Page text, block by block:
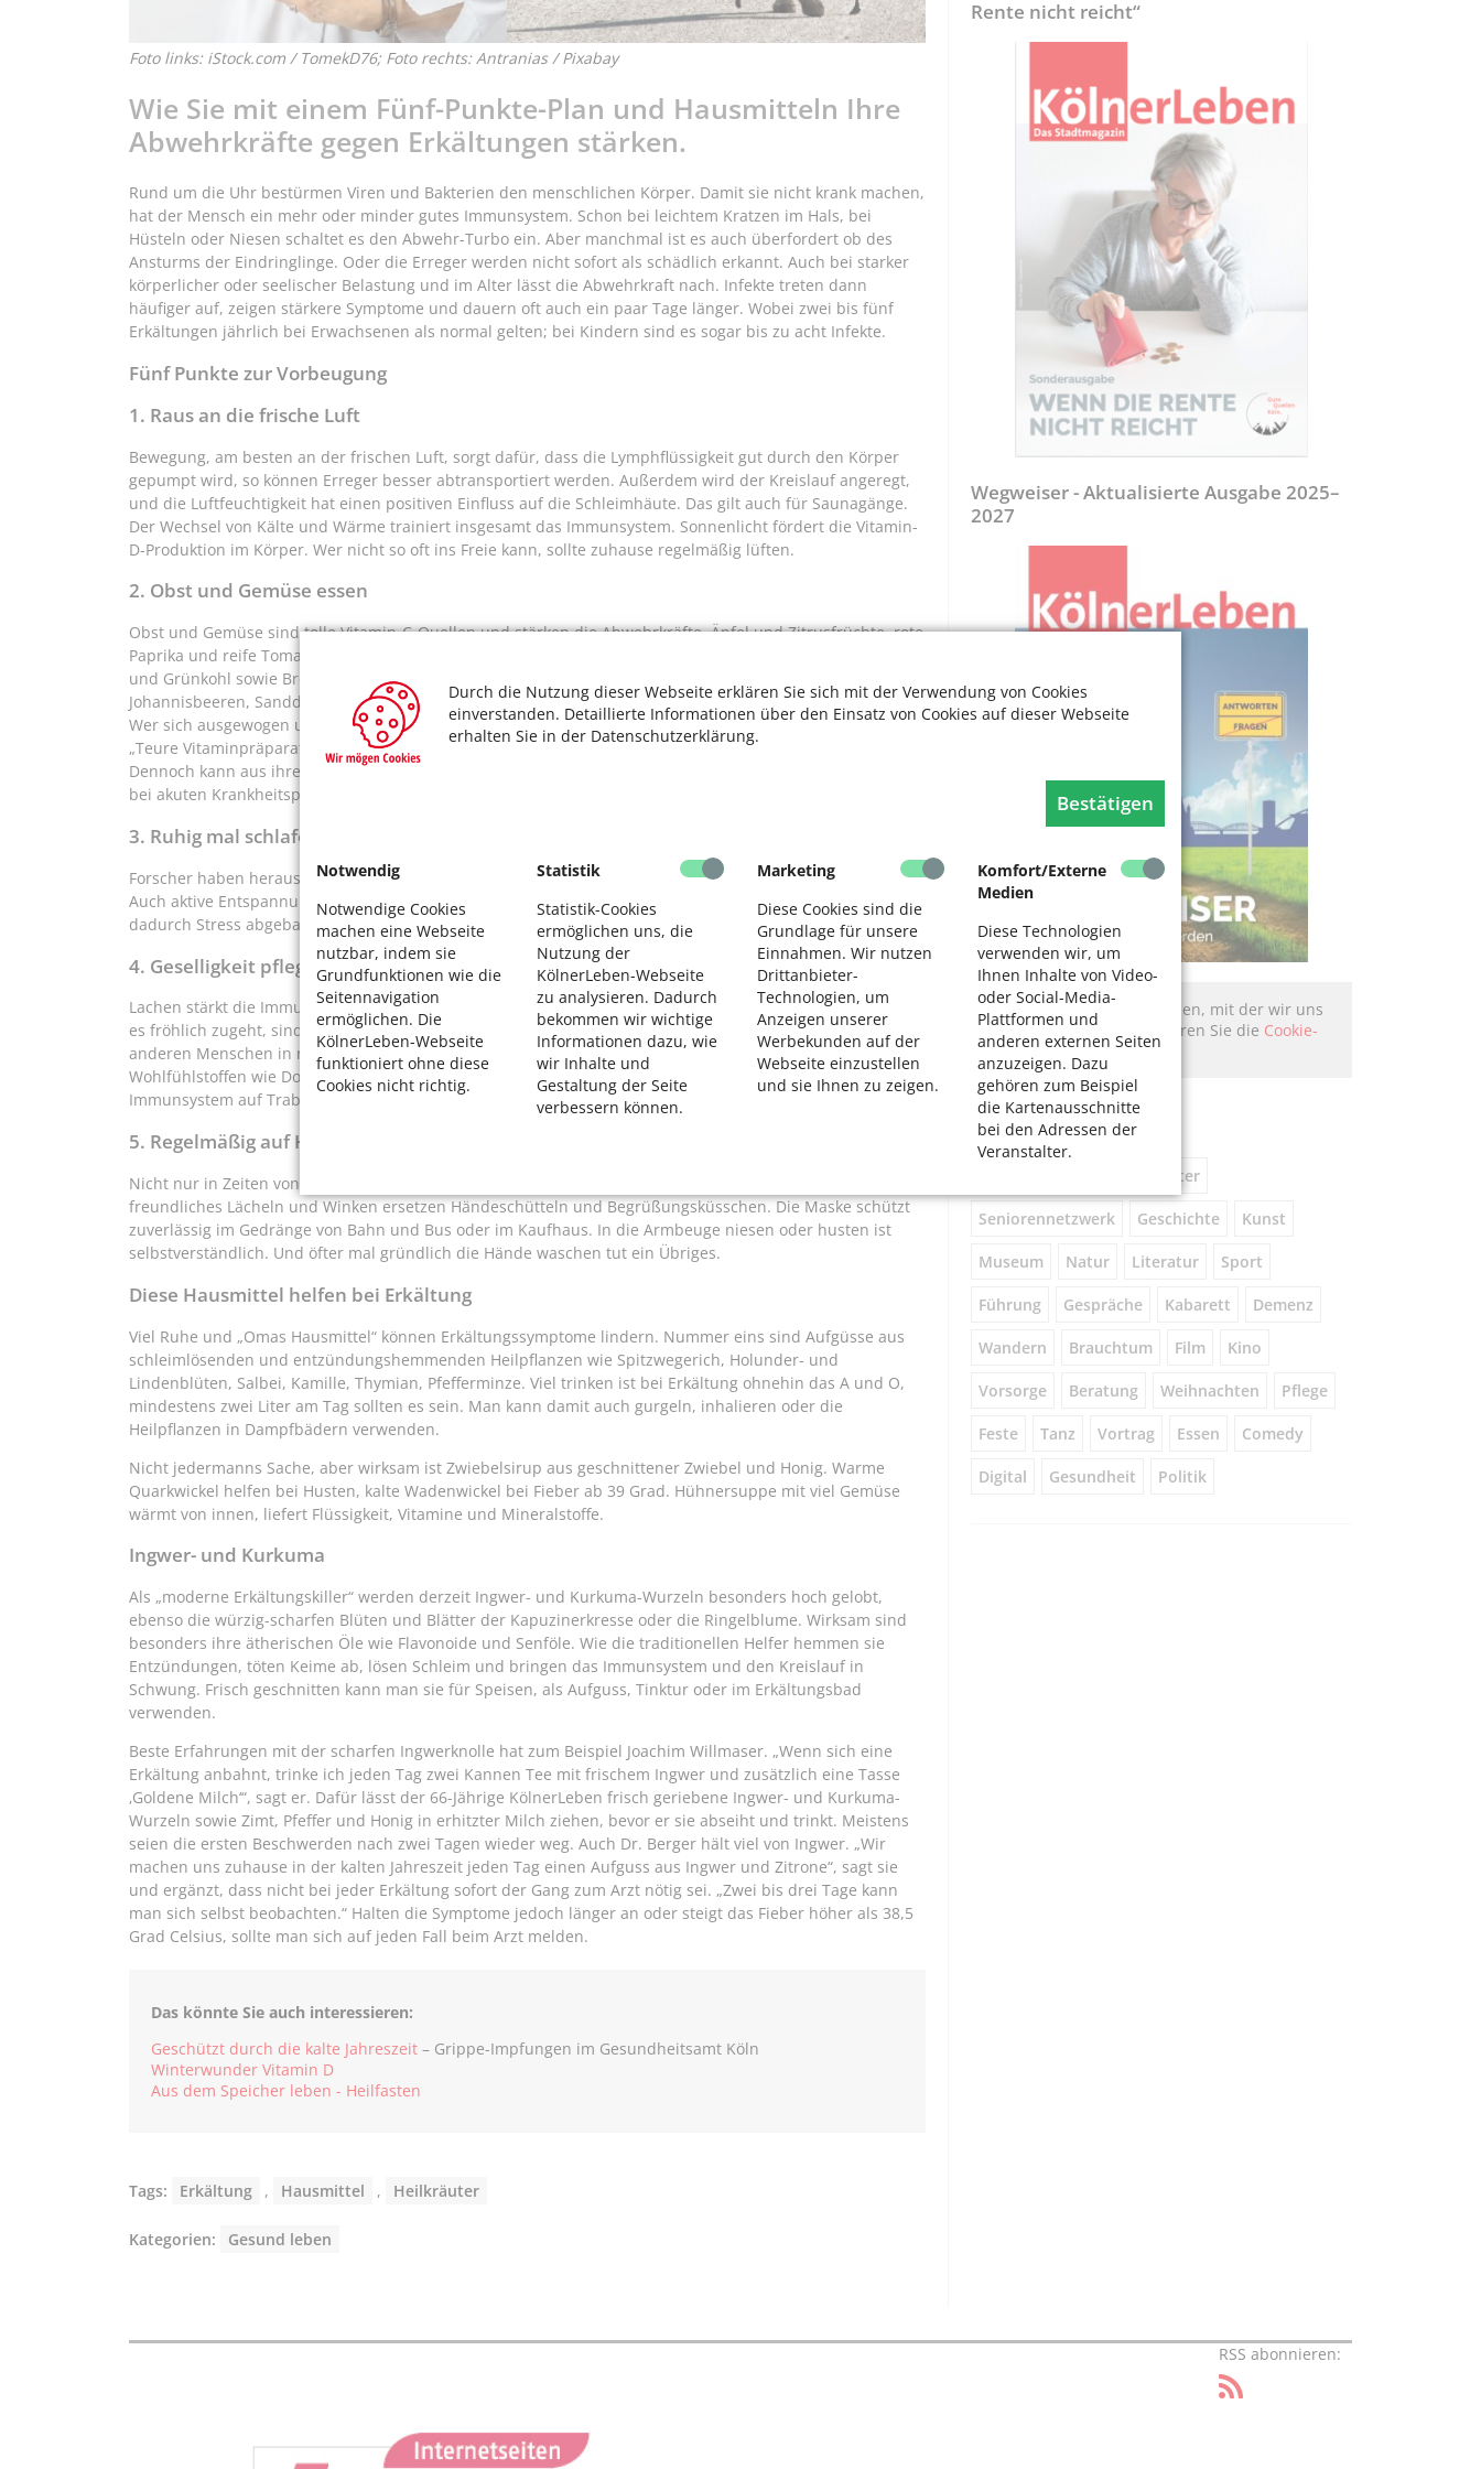
Durch die Nutzung dieser Webseite erklären Sie sich mit der Verwendung von Cookies
einverstanden. Detaillierte Informationen über den Einsatz von Cookies auf dieser Webseite
erhalten Sie in der Datenschutzerklärung.
Bestätigen
Notwendig
Notwendige Cookies
machen eine Webseite
nutzbar, indem sie
Grundfunktionen wie die
Seitennavigation
ermöglichen. Die
KölnerLeben-Webseite
funktioniert ohne diese
Cookies nicht richtig.
Statistik
Statistik-Cookies
ermöglichen uns, die
Nutzung der
KölnerLeben-Webseite
zu analysieren. Dadurch
bekommen wir wichtige
Informationen dazu, wie
wir Inhalte und
Gestaltung der Seite
verbessern können.
Marketing
Diese Cookies sind die
Grundlage für unsere
Einnahmen. Wir nutzen
Drittanbieter-
Technologien, um
Anzeigen unserer
Werbekunden auf der
Webseite einzustellen
und sie Ihnen zu zeigen.
Komfort/Externe
Medien
Diese Technologien
verwenden wir, um
Ihnen Inhalte von Video-
oder Social-Media-
Plattformen und
anderen externen Seiten
anzuzeigen. Dazu
gehören zum Beispiel
die Kartenausschnitte
bei den Adressen der
Veranstalter.
Foto links: iStock.com / TomekD76; Foto rechts: Antranias / Pixabay
Wie Sie mit einem Fünf-Punkte-Plan und Hausmitteln Ihre
Abwehrkräfte gegen Erkältungen stärken.
Rund um die Uhr bestürmen Viren und Bakterien den menschlichen Körper. Damit sie nicht krank machen,
hat der Mensch ein mehr oder minder gutes Immunsystem. Schon bei leichtem Kratzen im Hals, bei
Hüsteln oder Niesen schaltet es den Abwehr-Turbo ein. Aber manchmal ist es auch überfordert ob des
Ansturms der Eindringlinge. Oder die Erreger werden nicht sofort als schädlich erkannt. Auch bei starker
körperlicher oder seelischer Belastung und im Alter lässt die Abwehrkraft nach. Infekte treten dann
häufiger auf, zeigen stärkere Symptome und dauern oft auch ein paar Tage länger. Wobei zwei bis fünf
Erkältungen jährlich bei Erwachsenen als normal gelten; bei Kindern sind es sogar bis zu acht Infekte.
Fünf Punkte zur Vorbeugung
1. Raus an die frische Luft
Bewegung, am besten an der frischen Luft, sorgt dafür, dass die Lymphflüssigkeit gut durch den Körper
gepumpt wird, so können Erreger besser abtransportiert werden. Außerdem wird der Kreislauf angeregt,
und die Luftfeuchtigkeit hat einen positiven Einfluss auf die Schleimhäute. Das gilt auch für Saunagänge.
Der Wechsel von Kälte und Wärme trainiert insgesamt das Immunsystem. Sonnenlicht fördert die Vitamin-
D-Produktion im Körper. Wer nicht so oft ins Freie kann, sollte zuhause regelmäßig lüften.
2. Obst und Gemüse essen
Obst und Gemüse sind tolle Vitamin-C-Quellen und stärken die Abwehrkräfte. Äpfel und Zitrusfrüchte, rote
Paprika und reife Tomaten, Petersilie, frischer Spinat und vor allem viele heimische Kohlsorten wie Rosen-
und Grünkohl sowie Brokkoli haben hohe Vitamin-C-Anteile. Die absoluten Stars sind allerdings Schwarze
Johannisbeeren, Sanddorn, Hagebutten und Acerola-Kirschen. Sie entfalten auch als Saft ihre Wirkung.
Wer sich ausgewogen und gesund ernährt, ist normalerwei-se mit wichtigen Nährstoffen gut versorgt.
„Teure Vitaminpräparate sind nicht unbedingt notwendig“, sagt die Kölner Ärztin Dr. Monika Berger.
Dennoch kann aus ihrer Sicht eine Immunkur beim Arzt sinnvoll sein, entweder zweimal im Winter oder
bei akuten Krankheitsphasen.
3. Ruhig mal schlafen
Forscher haben herausgefunden, dass Menschen mit ausreichend Schlaf mehr Abwehrzellen aufbauen.
Auch aktive Entspannung, etwa durch Yoga oder Meditation, kann das Immunsystem stabilisieren, weil
dadurch Stress abgebaut wird.
4. Geselligkeit pflegen
Lachen stärkt die Immunabwehr, sagen Immunologen und Psychotherapeuten. Sozialkontakte, bei denen
es fröhlich zugeht, sind also wichtig. „Wir dürfen uns nicht einigeln“, betont auch Dr. Berger. Ist man mit
anderen Menschen in netter Runde zusammen, führt das in der Regel zur Ausschüttung von
Wohlfühlstoffen wie Dopamin und Oxytocin. Und wenn sich die Psyche wohlfühlt, bleibt auch das
Immunsystem auf Trab.
5. Regelmäßig auf Hygiene achten
Nicht nur in Zeiten von Corona ist Vorsicht bei zu großer Nähe oder Körperkontakt geboten, ein
freundliches Lächeln und Winken ersetzen Händeschütteln und Begrüßungsküsschen. Die Maske schützt
zuverlässig im Gedränge von Bahn und Bus oder im Kaufhaus. In die Armbeuge niesen oder husten ist
selbstverständlich. Und öfter mal gründlich die Hände waschen tut ein Übriges.
Diese Hausmittel helfen bei Erkältung
Viel Ruhe und „Omas Hausmittel“ können Erkältungssymptome lindern. Nummer eins sind Aufgüsse aus
schleimlösenden und entzündungshemmenden Heilpflanzen wie Spitzwegerich, Holunder- und
Lindenblüten, Salbei, Kamille, Thymian, Pfefferminze. Viel trinken ist bei Erkältung ohnehin das A und O,
mindestens zwei Liter am Tag sollten es sein. Man kann damit auch gurgeln, inhalieren oder die
Heilpflanzen in Dampfbädern verwenden.
Nicht jedermanns Sache, aber wirksam ist Zwiebelsirup aus geschnittener Zwiebel und Honig. Warme
Quarkwickel helfen bei Husten, kalte Wadenwickel bei Fieber ab 39 Grad. Hühnersuppe mit viel Gemüse
wärmt von innen, liefert Flüssigkeit, Vitamine und Mineralstoffe.
Ingwer- und Kurkuma
Als „moderne Erkältungskiller“ werden derzeit Ingwer- und Kurkuma-Wurzeln besonders hoch gelobt,
ebenso die würzig-scharfen Blüten und Blätter der Kapuzinerkresse oder die Ringelblume. Wirksam sind
besonders ihre ätherischen Öle wie Flavonoide und Senföle. Wie die traditionellen Helfer hemmen sie
Entzündungen, töten Keime ab, lösen Schleim und bringen das Immunsystem und den Kreislauf in
Schwung. Frisch geschnitten kann man sie für Speisen, als Aufguss, Tinktur oder im Erkältungsbad
verwenden.
Beste Erfahrungen mit der scharfen Ingwerknolle hat zum Beispiel Joachim Willmaser. „Wenn sich eine
Erkältung anbahnt, trinke ich jeden Tag zwei Kannen Tee mit frischem Ingwer und zusätzlich eine Tasse
‚Goldene Milch‘“, sagt er. Dafür lässt der 66-Jährige KölnerLeben frisch geriebene Ingwer- und Kurkuma-
Wurzeln sowie Zimt, Pfeffer und Honig in erhitzter Milch ziehen, bevor er sie abseiht und trinkt. Meistens
seien die ersten Beschwerden nach zwei Tagen wieder weg. Auch Dr. Berger hält viel von Ingwer. „Wir
machen uns zuhause in der kalten Jahreszeit jeden Tag einen Aufguss aus Ingwer und Zitrone“, sagt sie
und ergänzt, dass nicht bei jeder Erkältung sofort der Gang zum Arzt nötig sei. „Zwei bis drei Tage kann
man sich selbst beobachten.“ Halten die Symptome jedoch länger an oder steigt das Fieber höher als 38,5
Grad Celsius, sollte man sich auf jeden Fall beim Arzt melden.
Das könnte Sie auch interessieren:
Geschützt durch die kalte Jahreszeit – Grippe-Impfungen im Gesundheitsamt Köln
Winterwunder Vitamin D
Aus dem Speicher leben - Heilfasten
Tags: Erkältung , Hausmittel , Heilkräuter
Kategorien: Gesund leben
Rente nicht reicht“
Wegweiser - Aktualisierte Ausgabe 2025–
2027
Hier könnte Werbung stehen, mit der wir uns
finanzieren. Bitte akzeptieren Sie die Cookie-
Meldung.
Schlagworte
Theater
Seniorennetzwerk Geschichte Kunst
Museum Natur Literatur Sport
Führung Gespräche Kabarett Demenz
Wandern Brauchtum Film Kino
Vorsorge Beratung Weihnachten Pflege
Feste Tanz Vortrag Essen Comedy
Digital Gesundheit Politik
RSS abonnieren: